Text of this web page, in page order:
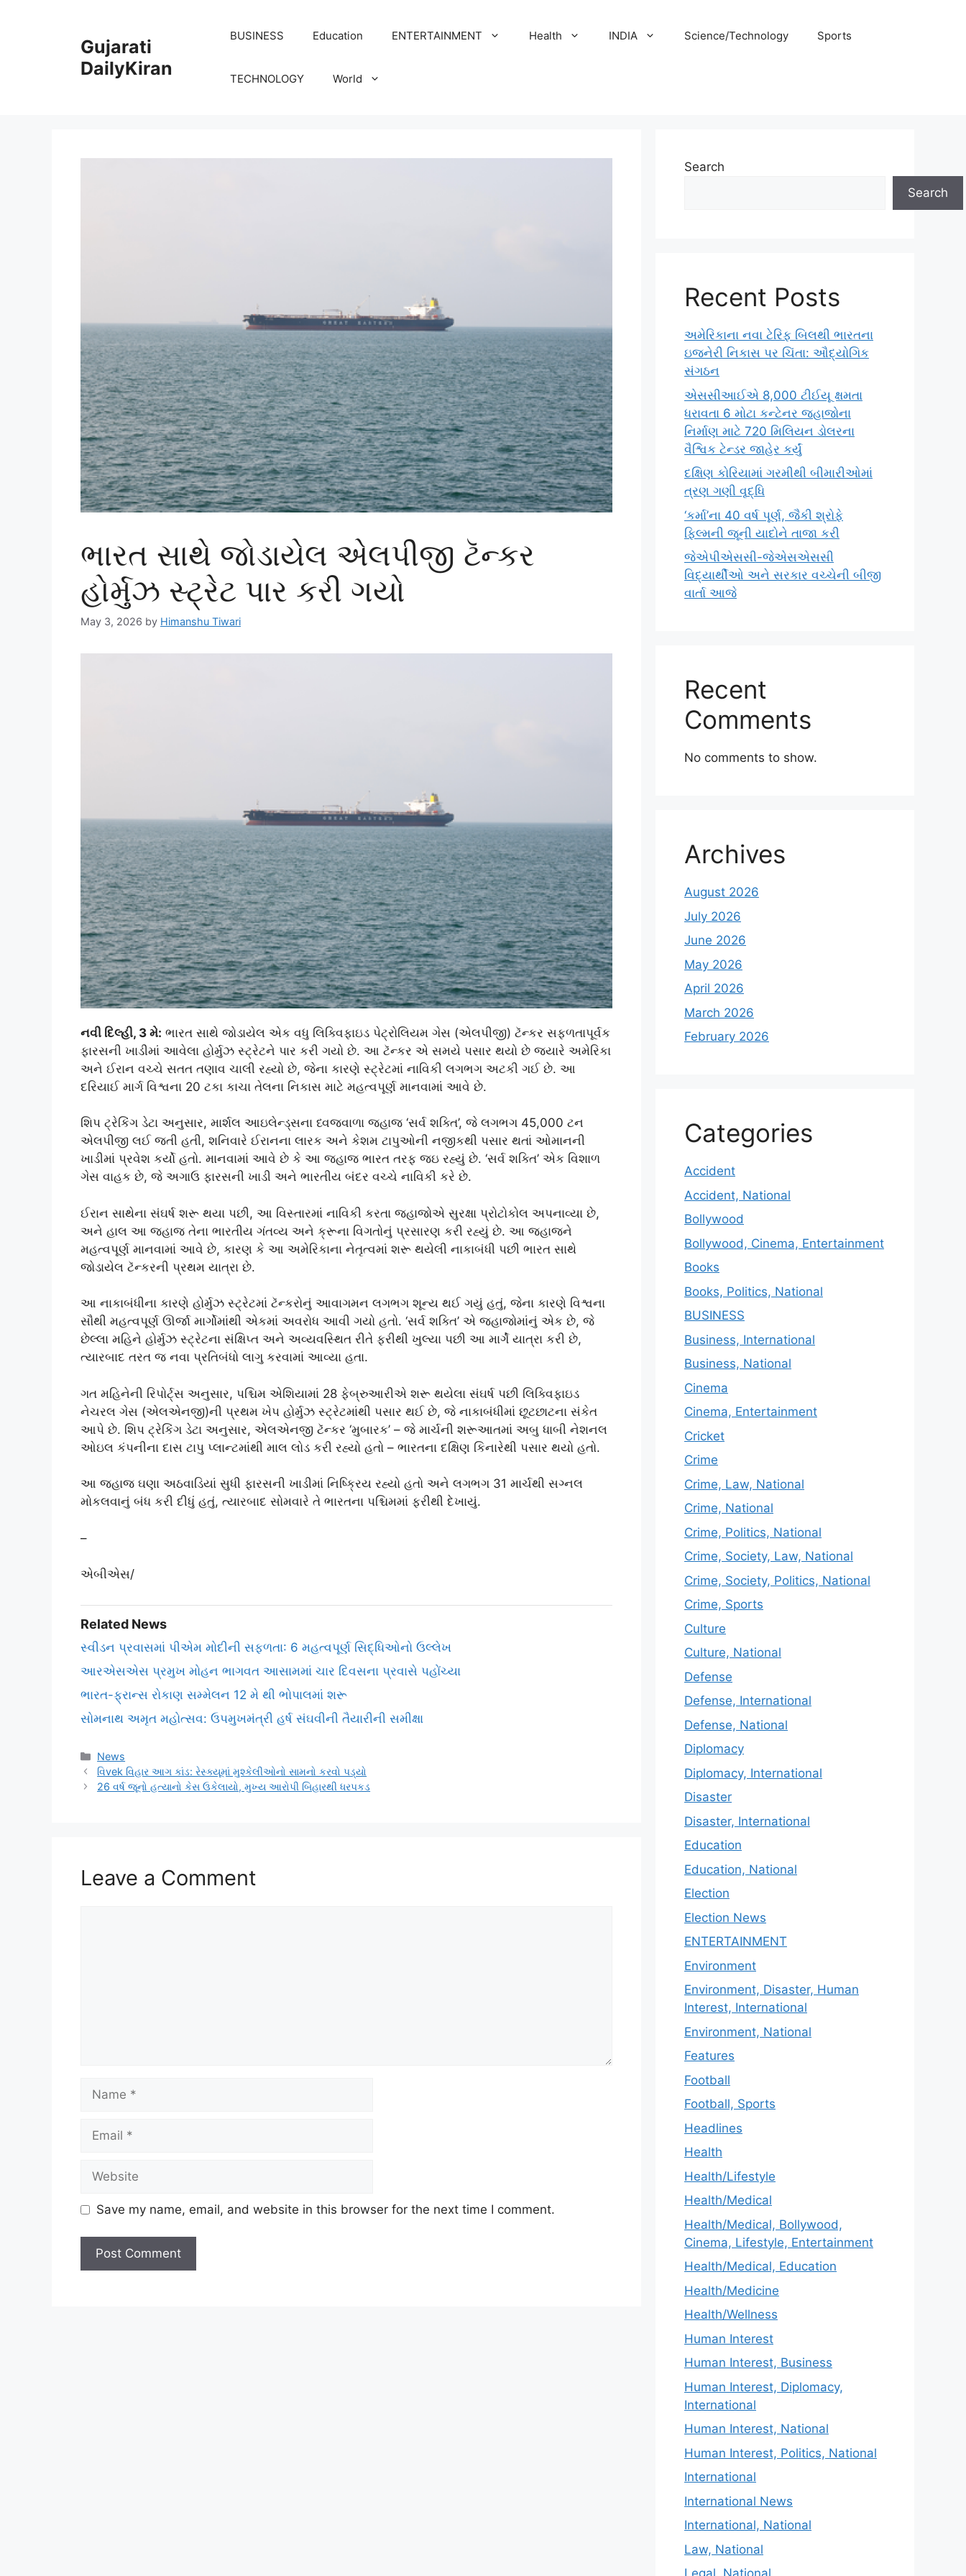
Gujarati
DailyKiran
BUSINESS Education ENTERTAINMENT Health INDIA Science/Technology Sports
TECHNOLOGY World
ભારત સાથે જોડાયેલ એલપીજી ટૅન્કર
હોર્મુઝ સ્ટ્રેટ પાર કરી ગયો
May 3, 2026 by Himanshu Tiwari
નવી દિલ્હી, 3 મે: ભારત સાથે જોડાયેલ એક વધુ લિક્વિફાઇડ પેટ્રોલિયમ ગેસ (એલપીજી) ટૅન્કર સફળતાપૂર્વક
ફારસની ખાડીમાં આવેલા હોર્મુઝ સ્ટ્રેટને પાર કરી ગયો છે. આ ટૅન્કર એ સમયે પસાર થયો છે જ્યારે અમેરિકા
અને ઈરાન વચ્ચે સતત તણાવ ચાલી રહ્યો છે, જેના કારણે સ્ટ્રેટમાં નાવિકી લગભગ અટકી ગઈ છે. આ
દરિયાઈ માર્ગ વિશ્વના 20 ટકા કાચા તેલના નિકાસ માટે મહત્વપૂર્ણ માનવામાં આવે છે.
શિપ ટ્રેકિંગ ડેટા અનુસાર, માર્શલ આઇલેન્ડ્સના ધ્વજવાળા જહાજ ‘સર્વ શક્તિ’, જે લગભગ 45,000 ટન
એલપીજી લઈ જતી હતી, શનિવારે ઈરાનના લારક અને કેશમ ટાપુઓની નજીકથી પસાર થતાં ઓમાનની
ખાડીમાં પ્રવેશ કર્યો હતો. માનવામાં આવે છે કે આ જહાજ ભારત તરફ જઇ રહ્યું છે. ‘સર્વ શક્તિ’ એક વિશાળ
ગેસ વાહક છે, જે અગાઉ ફારસની ખાડી અને ભારતીય બંદર વચ્ચે નાવિકી કરે છે.
ઈરાન સાથેના સંઘર્ષ શરૂ થયા પછી, આ વિસ્તારમાં નાવિકી કરતા જહાજોએ સુરક્ષા પ્રોટોકોલ અપનાવ્યા છે,
અને હાલ આ જહાજ તેના ભારતીય ગંતવ્ય અને ક્રૂના વિગતોનું પ્રસારણ કરી રહ્યું છે. આ જહાજને
મહત્વપૂર્ણ માનવામાં આવે છે, કારણ કે આ અમેરિકાના નેતૃત્વમાં શરૂ થયેલી નાકાબંધી પછી ભારત સાથે
જોડાયેલ ટૅન્કરની પ્રથમ યાત્રા છે.
આ નાકાબંધીના કારણે હોર્મુઝ સ્ટ્રેટમાં ટૅન્કરોનું આવાગમન લગભગ શૂન્ય થઈ ગયું હતું, જેના કારણે વિશ્વના
સૌથી મહત્વપૂર્ણ ઊર્જા માર્ગોમાંથી એકમાં અવરોધ આવી ગયો હતો. ‘સર્વ શક્તિ’ એ જહાજોમાંનું એક છે, જે
છેલ્લા મહિને હોર્મુઝ સ્ટ્રેટના સંક્ષિપ્ત અને અવ્યવસ્થિત રીતે ફરીથી ખુલ્યા પછી આ માર્ગે યાત્રા કરી છે,
ત્યારબાદ તરત જ નવા પ્રતિબંધો લાગુ કરવામાં આવ્યા હતા.
ગત મહિનેની રિપોર્ટ્સ અનુસાર, પશ્ચિમ એશિયામાં 28 ફેબ્રુઆરીએ શરૂ થયેલા સંઘર્ષ પછી લિક્વિફાઇડ
નેચરલ ગેસ (એલએનજી)ની પ્રથમ ખેપ હોર્મુઝ સ્ટ્રેટમાંથી પસાર થઈ છે, જે નાકાબંધીમાં છૂટછાટના સંકેત
આપે છે. શિપ ટ્રેકિંગ ડેટા અનુસાર, એલએનજી ટૅન્કર ‘મુબારક’ – જે માર્ચની શરૂઆતમાં અબુ ધાબી નેશનલ
ઓઇલ કંપનીના દાસ ટાપુ પ્લાન્ટમાંથી માલ લોડ કરી રહ્યો હતો – ભારતના દક્ષિણ કિનારેથી પસાર થયો હતો.
આ જહાજ ઘણા અઠવાડિયાં સુધી ફારસની ખાડીમાં નિષ્ક્રિય રહ્યો હતો અને લગભગ 31 માર્ચથી સગ્નલ
મોકલવાનું બંધ કરી દીધું હતું, ત્યારબાદ સોમવારે તે ભારતના પશ્ચિમમાં ફરીથી દેખાયું.
–
એબીએસ/
Related News
સ્વીડન પ્રવાસમાં પીએમ મોદીની સફળતા: 6 મહત્વપૂર્ણ સિદ્ધિઓનો ઉલ્લેખ
આરએસએસ પ્રમુખ મોહન ભાગવત આસામમાં ચાર દિવસના પ્રવાસે પહોંચ્યા
ભારત-ફ્રાન્સ રોકાણ સમ્મેલન 12 મે થી ભોપાલમાં શરૂ
સોમનાથ અમૃત મહોત્સવ: ઉપમુખમંત્રી હર્ષ સંઘવીની તૈયારીની સમીક્ષા
Categories
News
વિvek વિહાર આગ કાંડ: રેસ્ક્યૂમાં મુશ્કેલીઓનો સામનો કરવો પડ્યો
26 વર્ષ જૂનો હત્યાનો કેસ ઉકેલાયો, મુખ્ય આરોપી બિહારથી ધરપકડ
Leave a Comment
Save my name, email, and website in this browser for the next time I comment.
Search
Search
Recent Posts
અમેરિકાના નવા ટેરિફ બિલથી ભારતના
ઇજનેરી નિકાસ પર ચિંતા: ઔદ્યોગિક
સંગઠન
એસસીઆઈએ 8,000 ટીઈયૂ ક્ષમતા
ધરાવતા 6 મોટા કન્ટેનર જહાજોના
નિર્માણ માટે 720 મિલિયન ડોલરના
વૈશ્વિક ટેન્ડર જાહેર કર્યું
દક્ષિણ કોરિયામાં ગરમીથી બીમારીઓમાં
ત્રણ ગણી વૃદ્ધિ
‘કર્મા’ના 40 વર્ષ પૂર્ણ, જૈકી શ્રોફે
ફિલ્મની જૂની યાદોને તાજા કરી
જેએપીએસસી-જેએસએસસી
વિદ્યાર્થીઓ અને સરકાર વચ્ચેની બીજી
વાર્તા આજે
Recent
Comments
No comments to show.
Archives
August 2026
July 2026
June 2026
May 2026
April 2026
March 2026
February 2026
Categories
Accident
Accident, National
Bollywood
Bollywood, Cinema, Entertainment
Books
Books, Politics, National
BUSINESS
Business, International
Business, National
Cinema
Cinema, Entertainment
Cricket
Crime
Crime, Law, National
Crime, National
Crime, Politics, National
Crime, Society, Law, National
Crime, Society, Politics, National
Crime, Sports
Culture
Culture, National
Defense
Defense, International
Defense, National
Diplomacy
Diplomacy, International
Disaster
Disaster, International
Education
Education, National
Election
Election News
ENTERTAINMENT
Environment
Environment, Disaster, Human
Interest, International
Environment, National
Features
Football
Football, Sports
Headlines
Health
Health/Lifestyle
Health/Medical
Health/Medical, Bollywood,
Cinema, Lifestyle, Entertainment
Health/Medical, Education
Health/Medicine
Health/Wellness
Human Interest
Human Interest, Business
Human Interest, Diplomacy,
International
Human Interest, National
Human Interest, Politics, National
International
International News
International, National
Law, National
Legal, National